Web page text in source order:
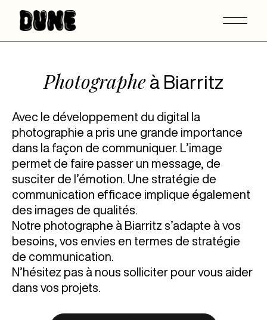
Photographe à Biarritz
Avec le développement du digital la
photographie a pris une grande importance
dans la façon de communiquer. L’image
permet de faire passer un message, de
susciter de l’émotion. Une stratégie de
communication efficace implique également
des images de qualités.
Notre photographe à Biarritz s’adapte à vos
besoins, vos envies en termes de stratégie
de communication.
N’hésitez pas à nous solliciter pour vous aider
dans vos projets.